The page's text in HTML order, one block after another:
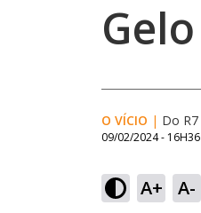
Gelo
O VÍCIO | Do R7
09/02/2024 - 16H36
A+ A-